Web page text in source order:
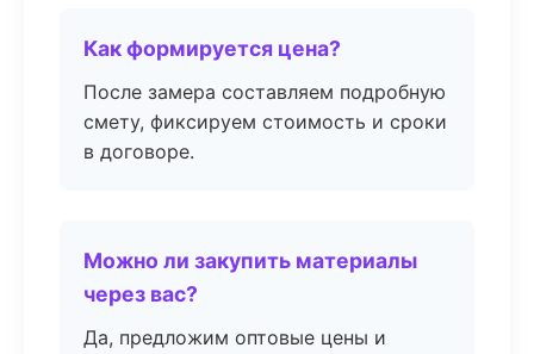
Как формируется цена?
После замера составляем подробную
смету, фиксируем стоимость и сроки
в договоре.
Можно ли закупить материалы
через вас?
Да, предложим оптовые цены и